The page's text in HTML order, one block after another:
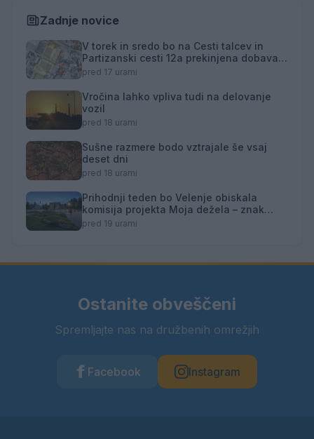
Zadnje novice
V torek in sredo bo na Cesti talcev in
Partizanski cesti 12a prekinjena dobava
toplotne energije
pred 17 urami
Vročina lahko vpliva tudi na delovanje
vozil
pred 18 urami
Sušne razmere bodo vztrajale še vsaj
deset dni
pred 18 urami
Prihodnji teden bo Velenje obiskala
komisija projekta Moja dežela – znak
gostoljubnosti
pred 19 urami
Ostanite obveščeni
Spremljajte nas na družbenih omrežjih
Facebook Instagram